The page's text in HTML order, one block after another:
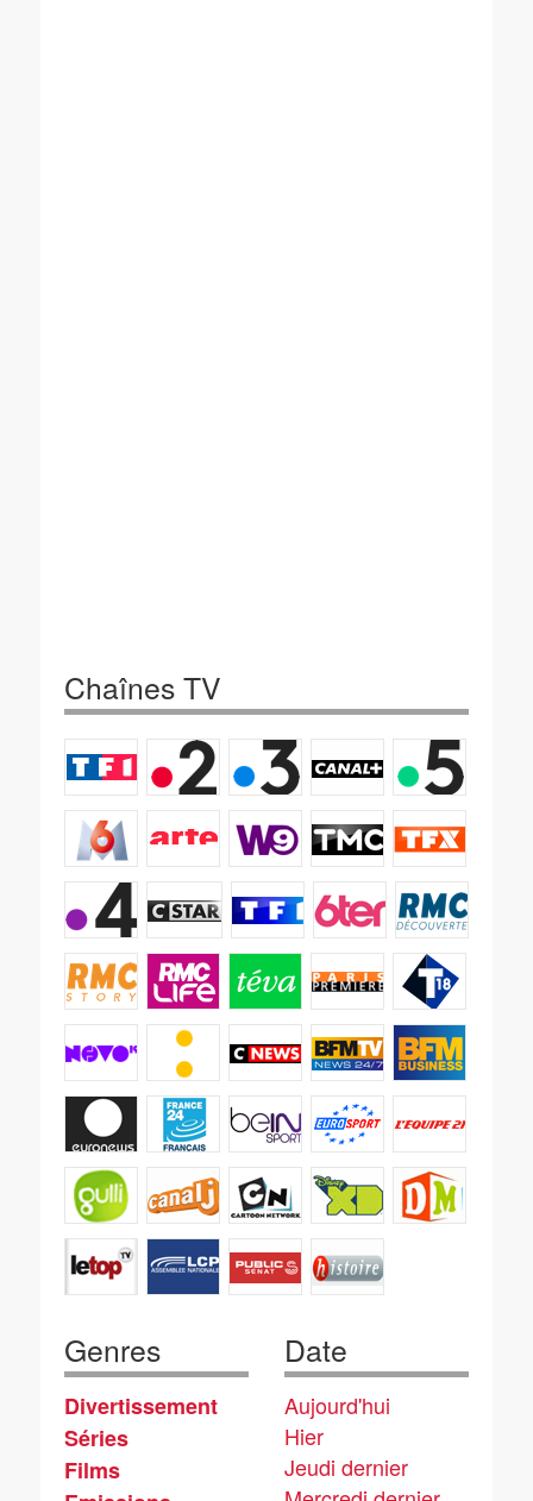
Chaînes TV
Genres
Divertissement
Séries
Films
Date
Aujourd'hui
Hier
Jeudi dernier